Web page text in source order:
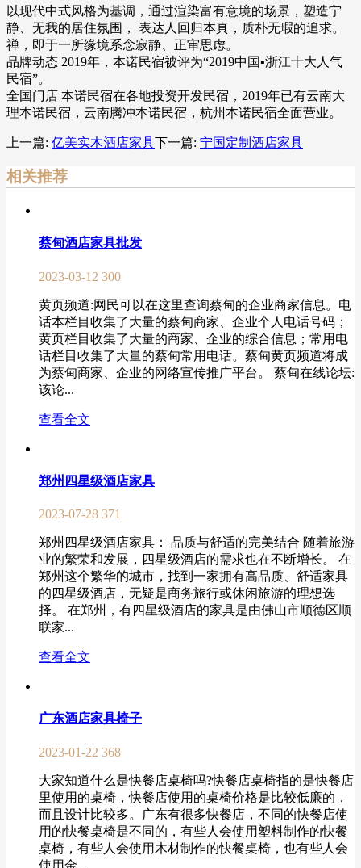
以现代中式风格为基调，通过渲染富有意境的场景，塑造宁
静、无我的居住氛围， 表达人回归本真，质朴无瑕的追求。
禅，即于一所缘境系念寂静、正审思虑。
品牌动态 2019年，本诺民宿被评为“2019中国▪浙江十大人气
民宿”。
全国门店 本诺民宿在各地投资开发民宿，2019年已有云南大
理本诺民宿，云南腾冲本诺民宿，杭州本诺民宿全面营业。
上一篇: 亿美实木酒店家具下一篇: 宁国定制酒店家具
相关推荐
蔡甸酒店家具批发
2023-03-12 300
黄页频道:网民可以在这里查询蔡甸的企业商家信息。电
话本栏目收集了大量的蔡甸商家、企业个人电话号码；
黄页栏目收集了大量的商家、企业的综合信息；常用电
话栏目收集了大量的蔡甸常用电话。蔡甸黄页频道将成
为蔡甸商家、企业的网络宣传推广平台。 蔡甸在线论坛:
该论...
查看全文
郑州四星级酒店家具
2023-07-28 371
郑州四星级酒店家具： 品质与舒适的完美结合 随着旅游
业的繁荣和发展，四星级酒店的需求也在不断增长。 在
郑州这个繁华的城市，找到一家拥有高品质、舒适家具
的四星级酒店，无疑是商务旅行或休闲旅游的理想选
择。 在郑州，有四星级酒店的家具是由佛山市顺德区顺
联家...
查看全文
广东酒店家具椅子
2023-01-22 368
大家知道什么是快餐店桌椅吗?快餐店桌椅指的是快餐店
里使用的桌椅，快餐店使用的桌椅价格是比较低廉的，
而且设计比较多。广东有很多快餐店，不同的快餐店使
用的快餐桌椅是不同的，有些人会使用塑料制作的快餐
桌椅，有些人会使用木材制作的快餐桌椅，也有些人会
使用金...